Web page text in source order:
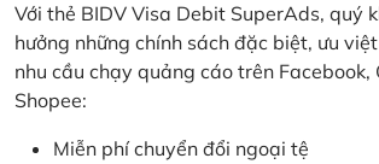
Với thẻ BIDV Visa Debit SuperAds, quý
hưởng những chính sách đặc biệt, ưu
nhu cầu chạy quảng cáo trên Facebook,
Shopee:
Miễn phí chuyển đổi ngoại tệ